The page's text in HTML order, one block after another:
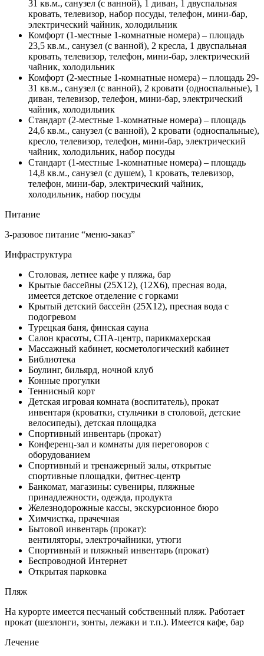
31 кв.м., санузел (с ванной), 1 диван, 1 двуспальная
кровать, телевизор, набор посуды, телефон, мини-бар,
электрический чайник, холодильник
Комфорт (1-местные 1-комнатные номера) – площадь
23,5 кв.м., санузел (с ванной), 2 кресла, 1 двуспальная
кровать, телевизор, телефон, мини-бар, электрический
чайник, холодильник
Комфорт (2-местные 1-комнатные номера) – площадь 29-
31 кв.м., санузел (с ванной), 2 кровати (односпальные), 1
диван, телевизор, телефон, мини-бар, электрический
чайник, холодильник
Стандарт (2-местные 1-комнатные номера) – площадь
24,6 кв.м., санузел (с ванной), 2 кровати (односпальные),
кресло, телевизор, телефон, мини-бар, электрический
чайник, холодильник, набор посуды
Стандарт (1-местные 1-комнатные номера) – площадь
14,8 кв.м., санузел (с душем), 1 кровать, телевизор,
телефон, мини-бар, электрический чайник,
холодильник, набор посуды
Питание
3-разовое питание “меню-заказ”
Инфраструктура
Столовая, летнее кафе у пляжа, бар
Крытые бассейны (25Х12), (12Х6), пресная вода,
имеется детское отделение с горками
Крытый детский бассейн (25Х12), пресная вода с
подогревом
Турецкая баня, финская сауна
Салон красоты, СПА-центр, парикмахерская
Массажный кабинет, косметологический кабинет
Библиотека
Боулинг, бильярд, ночной клуб
Конные прогулки
Теннисный корт
Детская игровая комната (воспитатель), прокат
инвентаря (кроватки, стульчики в столовой, детские
велосипеды), детская площадка
Спортивный инвентарь (прокат)
Конференц-зал и комнаты для переговоров с
оборудованием
Спортивный и тренажерный залы, открытые
спортивные площадки, фитнес-центр
Банкомат, магазины: сувениры, пляжные
принадлежности, одежда, продукта
Железнодорожные кассы, экскурсионное бюро
Химчистка, прачечная
Бытовой инвентарь (прокат):
вентиляторы, электрочайники, утюги
Спортивный и пляжный инвентарь (прокат)
Беспроводной Интернет
Открытая парковка
Пляж
На курорте имеется песчаный собственный пляж. Работает
прокат (шезлонги, зонты, лежаки и т.п.). Имеется кафе, бар
Лечение